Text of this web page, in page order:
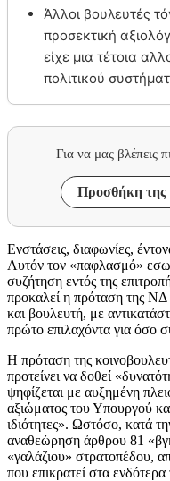
Άλλοι βουλευτές
προσεκτική
είχε μια τέτοια
πολιτικού
Για να μας βλέπεις
Προσθήκη της
Ενστάσεις, διαφωνίες,
Αυτόν τον «παφλασμό»
συζήτηση εντός της
προκαλεί η πρόταση της
και βουλευτή, με
πρώτο επιλαχόντα για όσο
Η πρόταση της
προτείνει να δοθεί
ψηφίζεται με αυξημένη
αξιώματος του Υπουργού
ιδιότητες». Ωστόσο, κατά
αναθεώρηση άρθρου 81
«γαλάζιου» στρατοπέδου,
που επικρατεί στα